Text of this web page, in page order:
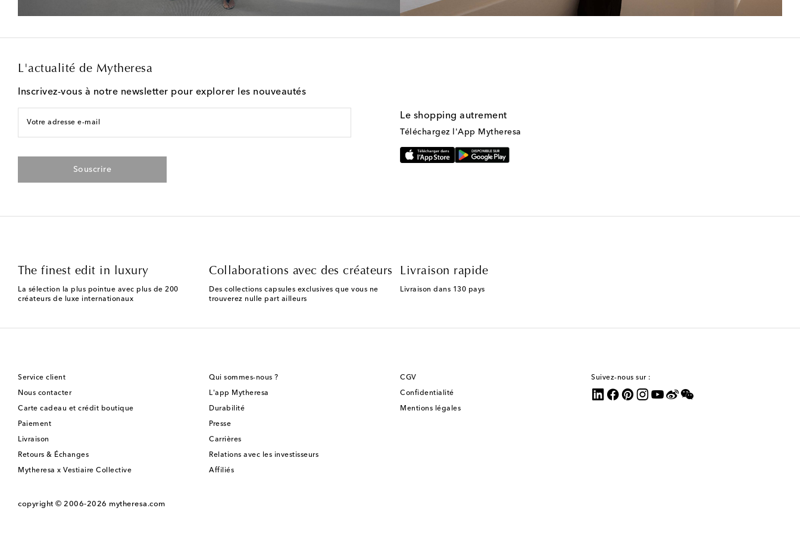
L'actualité de Mytheresa
Inscrivez-vous à notre newsletter pour explorer les nouveautés
Votre adresse e-mail
Souscrire
Le shopping autrement
Téléchargez l'App Mytheresa
The finest edit in luxury
La sélection la plus pointue avec plus de 200
créateurs de luxe internationaux
Collaborations avec des créateurs
Des collections capsules exclusives que vous ne
trouverez nulle part ailleurs
Livraison rapide
Livraison dans 130 pays
Service client
Nous contacter
Carte cadeau et crédit boutique
Paiement
Livraison
Retours & Échanges
Mytheresa x Vestiaire Collective
Qui sommes-nous ?
L'app Mytheresa
Durabilité
Presse
Carrières
Relations avec les investisseurs
Affiliés
CGV
Confidentialité
Mentions légales
Suivez-nous sur :
copyright © 2006-2026 mytheresa.com